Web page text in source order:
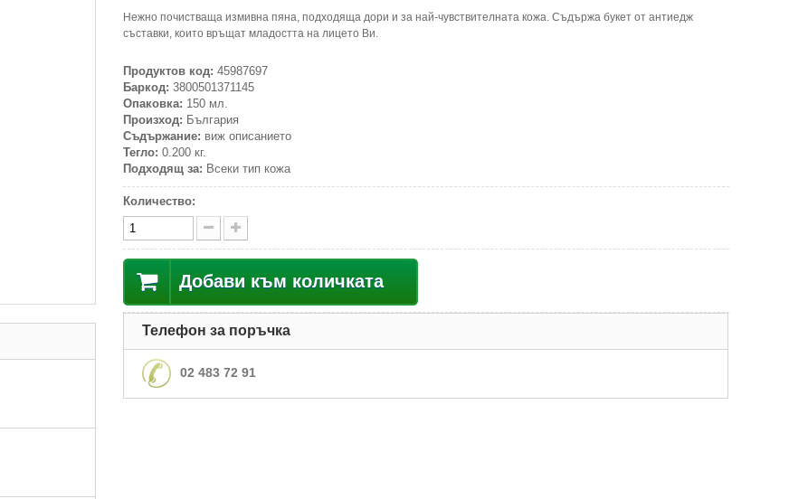
Нежно почистваща измивна пяна, подходяща дори и за най-чувствителната кожа. Съдържа букет от антиедж
съставки, които връщат младостта на лицето Ви.
Продуктов код: 45987697
Баркод: 3800501371145
Опаковка: 150 мл.
Произход: България
Съдържание: виж описанието
Тегло: 0.200 кг.
Подходящ за: Всеки тип кожа
Количество:
Добави към количката
Телефон за поръчка
02 483 72 91